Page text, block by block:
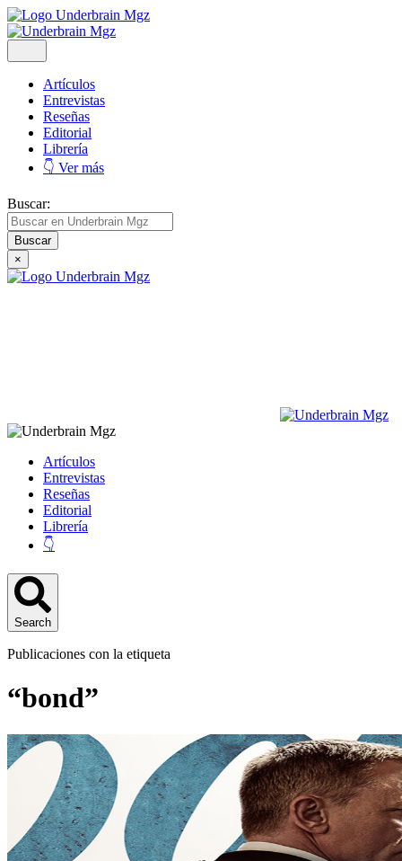
Artículos
Entrevistas
Reseñas
Editorial
Librería
👇 Ver más
Buscar:
×
Artículos
Entrevistas
Reseñas
Editorial
Librería
👇
Search
Publicaciones con la etiqueta
“bond”